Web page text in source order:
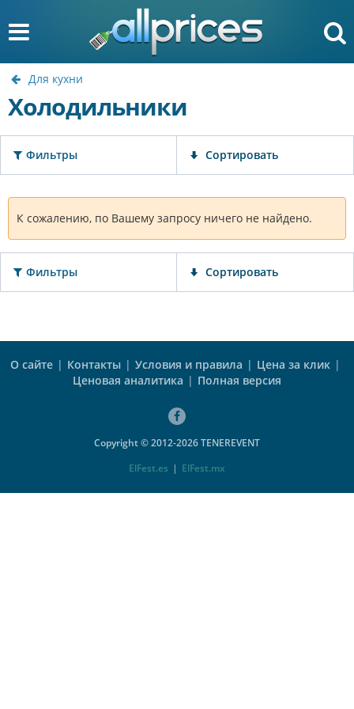
Для кухни
Холодильники
Фильтры Сортировать
К сожалению, по Вашему запросу ничего не найдено.
Фильтры Сортировать
О сайте | Контакты | Условия и правила | Цена за клик |
Ценовая аналитика | Полная версия
Copyright © 2012-2026 TENEREVENT
ElFest.es | ElFest.mx